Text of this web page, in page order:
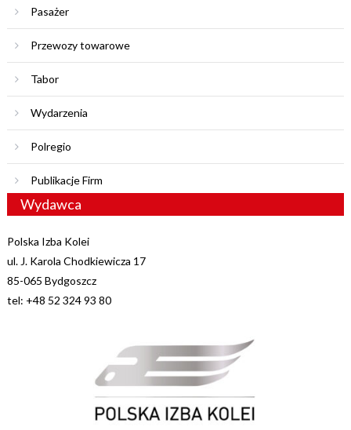
Pasażer
Przewozy towarowe
Tabor
Wydarzenia
Polregio
Publikacje Firm
Wydawca
Polska Izba Kolei
ul. J. Karola Chodkiewicza 17
85-065 Bydgoszcz
tel: +48 52 324 93 80